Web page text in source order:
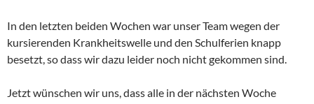
In den letzten beiden Wochen war unser Team wegen der
kursierenden Krankheitswelle und den Schulferien knapp
besetzt, so dass wir dazu leider noch nicht gekommen sind.
Jetzt wünschen wir uns, dass alle in der nächsten Woche